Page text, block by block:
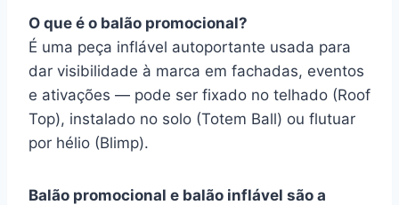
O que é o balão promocional?
É uma peça inflável autoportante usada para
dar visibilidade à marca em fachadas, eventos
e ativações — pode ser fixado no telhado (Roof
Top), instalado no solo (Totem Ball) ou flutuar
por hélio (Blimp).
Balão promocional e balão inflável são a